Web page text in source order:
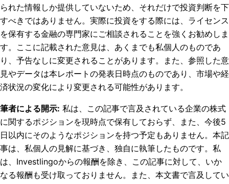
られた情報しか提供していないため、それだけで投資判断を下
すべきではありません。実際に投資をする際には、ライセンス
を保有する金融の専門家にご相談されることを強くお勧めしま
す。ここに記載された意見は、あくまでも私個人のものであ
り、予告なしに変更されることがあります。また、参照した意
見やデータは本レポートの発表日時点のものであり、市場や経
済状況の変化により変更される可能性があります。
筆者による開示: 私は、この記事で言及されている企業の株式
に関するポジションを現時点で保有しておらず、また、今後5
日以内にそのようなポジションを持つ予定もありません。 本記
事は、私個人の見解に基づき、独自に執筆したものです。私
は、Investlingoからの報酬を除き、この記事に対して、いか
なる報酬も受け取っておりません。また、本文書で言及してい